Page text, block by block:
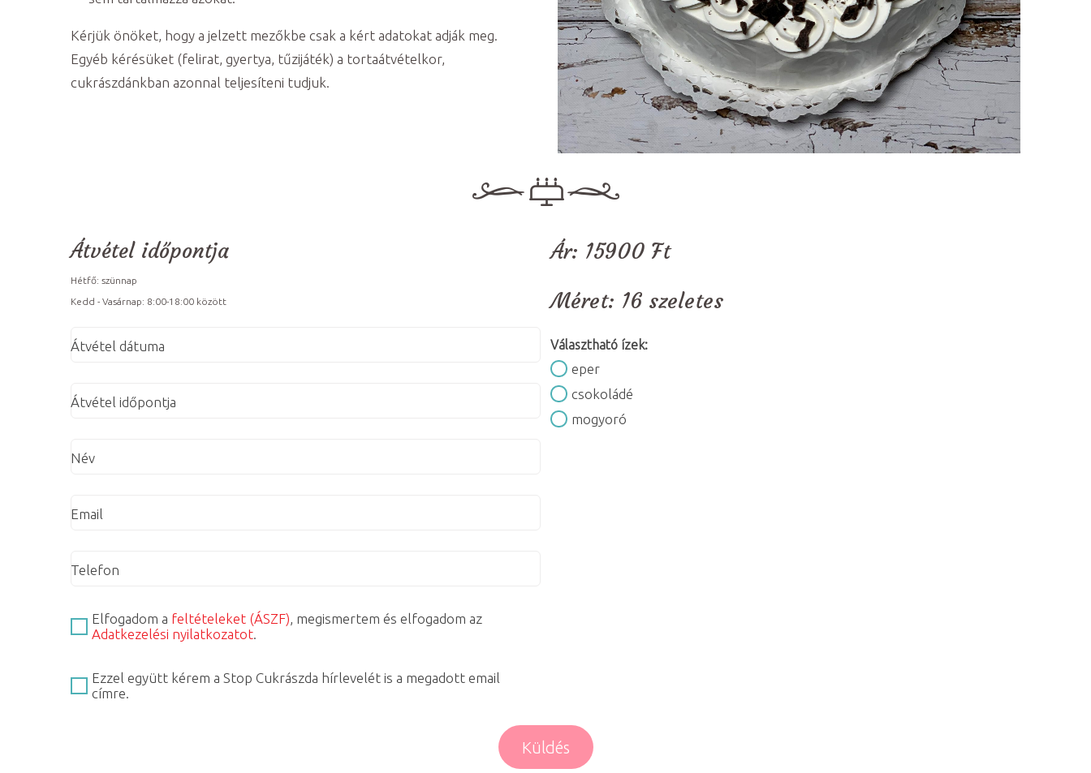
Kérjük önöket, hogy a jelzett mezőkbe csak a kért adatokat adják meg.
Egyéb kérésüket (felirat, gyertya, tűzijáték) a tortaátvételkor,
cukrászdánkban azonnal teljesíteni tudjuk.
Átvétel időpontja
Hétfő: szünnap
Kedd - Vasárnap: 8:00-18:00 között
Átvétel dátuma
Átvétel időpontja
Név
Email
Telefon
Elfogadom a feltételeket (ÁSZF), megismertem és elfogadom az
Adatkezelési nyilatkozatot.
Ezzel együtt kérem a Stop Cukrászda hírlevelét is a megadott email
címre.
Ár: 15900 Ft
Méret: 16 szeletes
Választható ízek:
eper
csokoládé
mogyoró
Küldés